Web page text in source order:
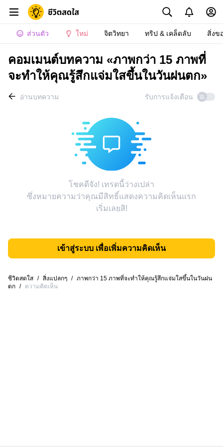
ส่วนตัว ใหม่ จิตวิทยา ทริป & เคล็ดลับ สิ่งข
คอมเมนต์บทความ «ภาพกว่า 15 ภาพที่
จะทำให้คุณรู้สึกแจ่มใสขึ้นในวันฝนตก»
อ่านบทความ รับการแจ้งเตือน
โชคดีจัง! เทรดนี้ว่างเปล่า
ซึ่งหมายความว่าคุณมีสิทธิ์แสดงความคิดเห็นแรก
เริ่มเลยสิ!
เข้าสู่ระบบ เพื่อเพิ่มความคิดเห็น
ชีวิตสดใส / สิ่งแปลกๆ / ภาพกว่า 15 ภาพที่จะทำให้คุณรู้สึกแจ่มใสขึ้นในวันฝน
ตก / ความคิดเห็น